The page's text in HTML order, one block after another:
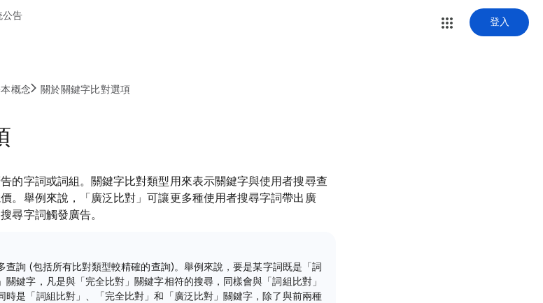
公告 登入
概念 關於關鍵字比對選項
的字詞或詞組。關鍵字比對類型用來表示關鍵字與使用者搜尋查
。舉例來說，「廣泛比對」可讓更多種使用者搜尋字詞帶出廣
尋字詞觸發廣告。
查詢 (包括所有比對類型較精確的查詢)。舉例來說，要是某字詞既是「詞
鍵字，凡是與「完全比對」關鍵字相符的搜尋，同樣會與「詞組比對」
時是「詞組比對」、「完全比對」和「廣泛比對」關鍵字，除了與前兩種